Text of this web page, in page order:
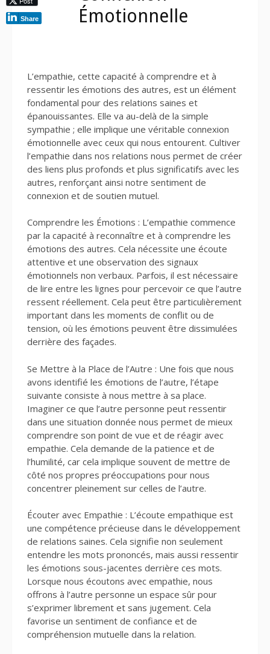
Émotionnelle
L’empathie, cette capacité à comprendre et à
ressentir les émotions des autres, est un élément
fondamental pour des relations saines et
épanouissantes. Elle va au-delà de la simple
sympathie ; elle implique une véritable connexion
émotionnelle avec ceux qui nous entourent. Cultiver
l’empathie dans nos relations nous permet de créer
des liens plus profonds et plus significatifs avec les
autres, renforçant ainsi notre sentiment de
connexion et de soutien mutuel.
Comprendre les Émotions : L’empathie commence
par la capacité à reconnaître et à comprendre les
émotions des autres. Cela nécessite une écoute
attentive et une observation des signaux
émotionnels non verbaux. Parfois, il est nécessaire
de lire entre les lignes pour percevoir ce que l’autre
ressent réellement. Cela peut être particulièrement
important dans les moments de conflit ou de
tension, où les émotions peuvent être dissimulées
derrière des façades.
Se Mettre à la Place de l’Autre : Une fois que nous
avons identifié les émotions de l’autre, l’étape
suivante consiste à nous mettre à sa place.
Imaginer ce que l’autre personne peut ressentir
dans une situation donnée nous permet de mieux
comprendre son point de vue et de réagir avec
empathie. Cela demande de la patience et de
l’humilité, car cela implique souvent de mettre de
côté nos propres préoccupations pour nous
concentrer pleinement sur celles de l’autre.
Écouter avec Empathie : L’écoute empathique est
une compétence précieuse dans le développement
de relations saines. Cela signifie non seulement
entendre les mots prononcés, mais aussi ressentir
les émotions sous-jacentes derrière ces mots.
Lorsque nous écoutons avec empathie, nous
offrons à l’autre personne un espace sûr pour
s’exprimer librement et sans jugement. Cela
favorise un sentiment de confiance et de
compréhension mutuelle dans la relation.
Share